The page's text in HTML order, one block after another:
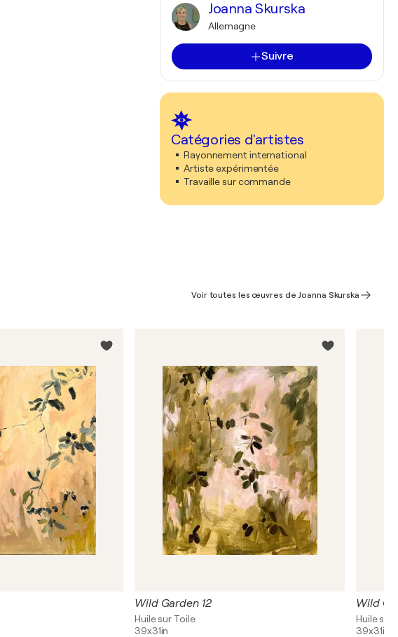
Joanna Skurska
Allemagne
Suivre
Catégories d'artistes
Rayonnement international
Artiste expérimentée
Travaille sur commande
Voir toutes les œuvres de Joanna Skurska
Wild Garden 12
Huile sur Toile
39x31in
Wild
Huile sur
39x31in